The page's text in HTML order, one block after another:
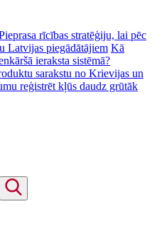
rīcības stratēģiju, lai pēc
Latvijas piegādātājiem Kā
ieraksta sistēmā?
sarakstu no Krievijas un
reģistrēt kļūs daudz grūtāk